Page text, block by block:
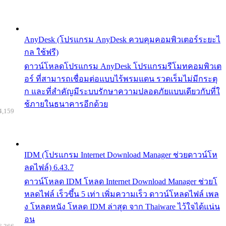
AnyDesk (โปรแกรม AnyDesk ควบคุมคอมพิวเตอร์ระยะไ
กล ใช้ฟรี)
ดาวน์โหลดโปรแกรม AnyDesk โปรแกรมรีโมทคอมพิวเต
อร์ ที่สามารถเชื่อมต่อแบบไร้พรมแดน รวดเร็มไม่มีกระตุ
ก และที่สำคัญมีระบบรักษาความปลอดภัยแบบเดียวกับที่ใ
ช้ภายในธนาคารอีกด้วย
IDM (โปรแกรม Internet Download Manager ช่วยดาวน์โห
ลดไฟล์) 6.43.7
ดาวน์โหลด IDM โหลด Internet Download Manager ช่วยโ
หลดไฟล์ เร็วขึ้น 5 เท่า เพิ่มความเร็ว ดาวน์โหลดไฟล์ เพล
ง โหลดหนัง โหลด IDM ล่าสุด จาก Thaiware ไว้ใจได้แน่น
อน